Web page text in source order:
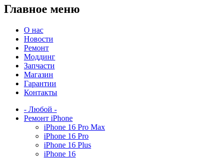
Главное меню
О нас
Новости
Ремонт
Моддинг
Запчасти
Магазин
Гарантии
Контакты
- Любой -
Ремонт iPhone
iPhone 16 Pro Max
iPhone 16 Pro
iPhone 16 Plus
iPhone 16